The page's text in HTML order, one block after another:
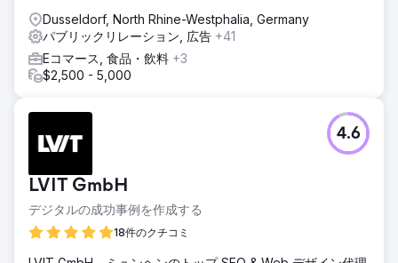
Dusseldorf, North Rhine-Westphalia, Germany
パブリックリレーション, 広告 +41
Eコマース, 食品・飲料 +3
$2,500 - 5,000
LVIT GmbH
デジタルの成功事例を作成する
18件のクチコミ
4.6